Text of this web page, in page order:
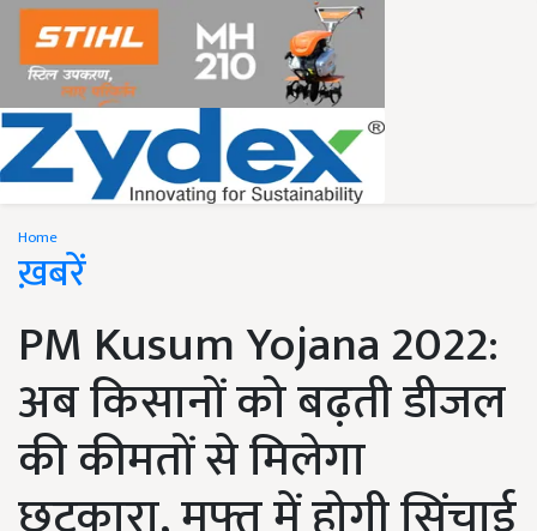
Home
ख़बरें
PM Kusum Yojana 2022:
अब किसानों को बढ़ती डीजल
की कीमतों से मिलेगा